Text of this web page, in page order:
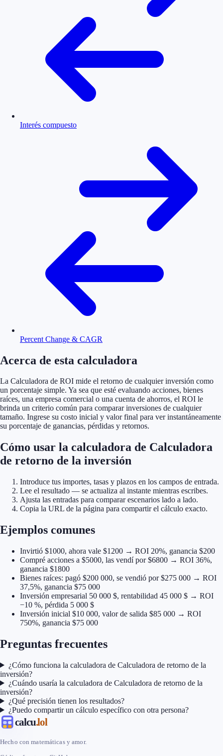
Interés compuesto
Percent Change & CAGR
Acerca de esta calculadora
La Calculadora de ROI mide el retorno de cualquier inversión como
un porcentaje simple. Ya sea que esté evaluando acciones, bienes
raíces, una empresa comercial o una cuenta de ahorros, el ROI le
brinda un criterio común para comparar inversiones de cualquier
tamaño. Ingrese su costo inicial y valor final para ver instantáneamente
su porcentaje de ganancias, pérdidas y retornos.
Cómo usar la calculadora de Calculadora
de retorno de la inversión
Introduce tus importes, tasas y plazos en los campos de entrada.
Lee el resultado — se actualiza al instante mientras escribes.
Ajusta las entradas para comparar escenarios lado a lado.
Copia la URL de la página para compartir el cálculo exacto.
Ejemplos comunes
Invirtió $1000, ahora vale $1200 → ROI 20%, ganancia $200
Compré acciones a $5000, las vendí por $6800 → ROI 36%,
ganancia $1800
Bienes raíces: pagó $200 000, se vendió por $275 000 → ROI
37,5%, ganancia $75 000
Inversión empresarial 50 000 $, rentabilidad 45 000 $ → ROI
−10 %, pérdida 5 000 $
Inversión inicial $10 000, valor de salida $85 000 → ROI
750%, ganancia $75 000
Preguntas frecuentes
¿Cómo funciona la calculadora de Calculadora de retorno de la
inversión?
¿Cuándo usaría la calculadora de Calculadora de retorno de la
inversión?
¿Qué precisión tienen los resultados?
¿Puedo compartir un cálculo específico con otra persona?
calcu.lol
Hecho con matemáticas y amor.